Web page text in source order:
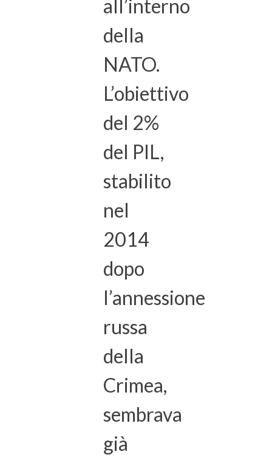
all’interno
della
NATO.
L’obiettivo
del 2%
del PIL,
stabilito
nel
2014
dopo
l’annessione
russa
della
Crimea,
sembrava
già